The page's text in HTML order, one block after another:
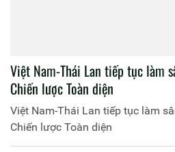
Việt Nam-Thái Lan tiếp tục làm
Chiến lược Toàn diện
Việt Nam-Thái Lan tiếp tục làm
Chiến lược Toàn diện